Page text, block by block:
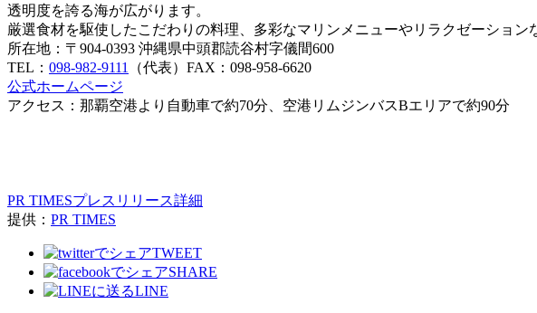
透明度を誇る海が広がります。
厳選食材を駆使したこだわりの料理、多彩なマリンメニューやリラクゼーショ
所在地：〒904-0393 沖縄県中頭郡読谷村字儀間600
TEL： 098-982-9111
（代表）FAX：098-958-6620
公式ホームページ
アクセス：那覇空港より自動車で約70分、空港リムジンバスBエリアで約90分
PR TIMESプレスリリース詳細
提供： PR TIMES
TWEET
SHARE
LINE